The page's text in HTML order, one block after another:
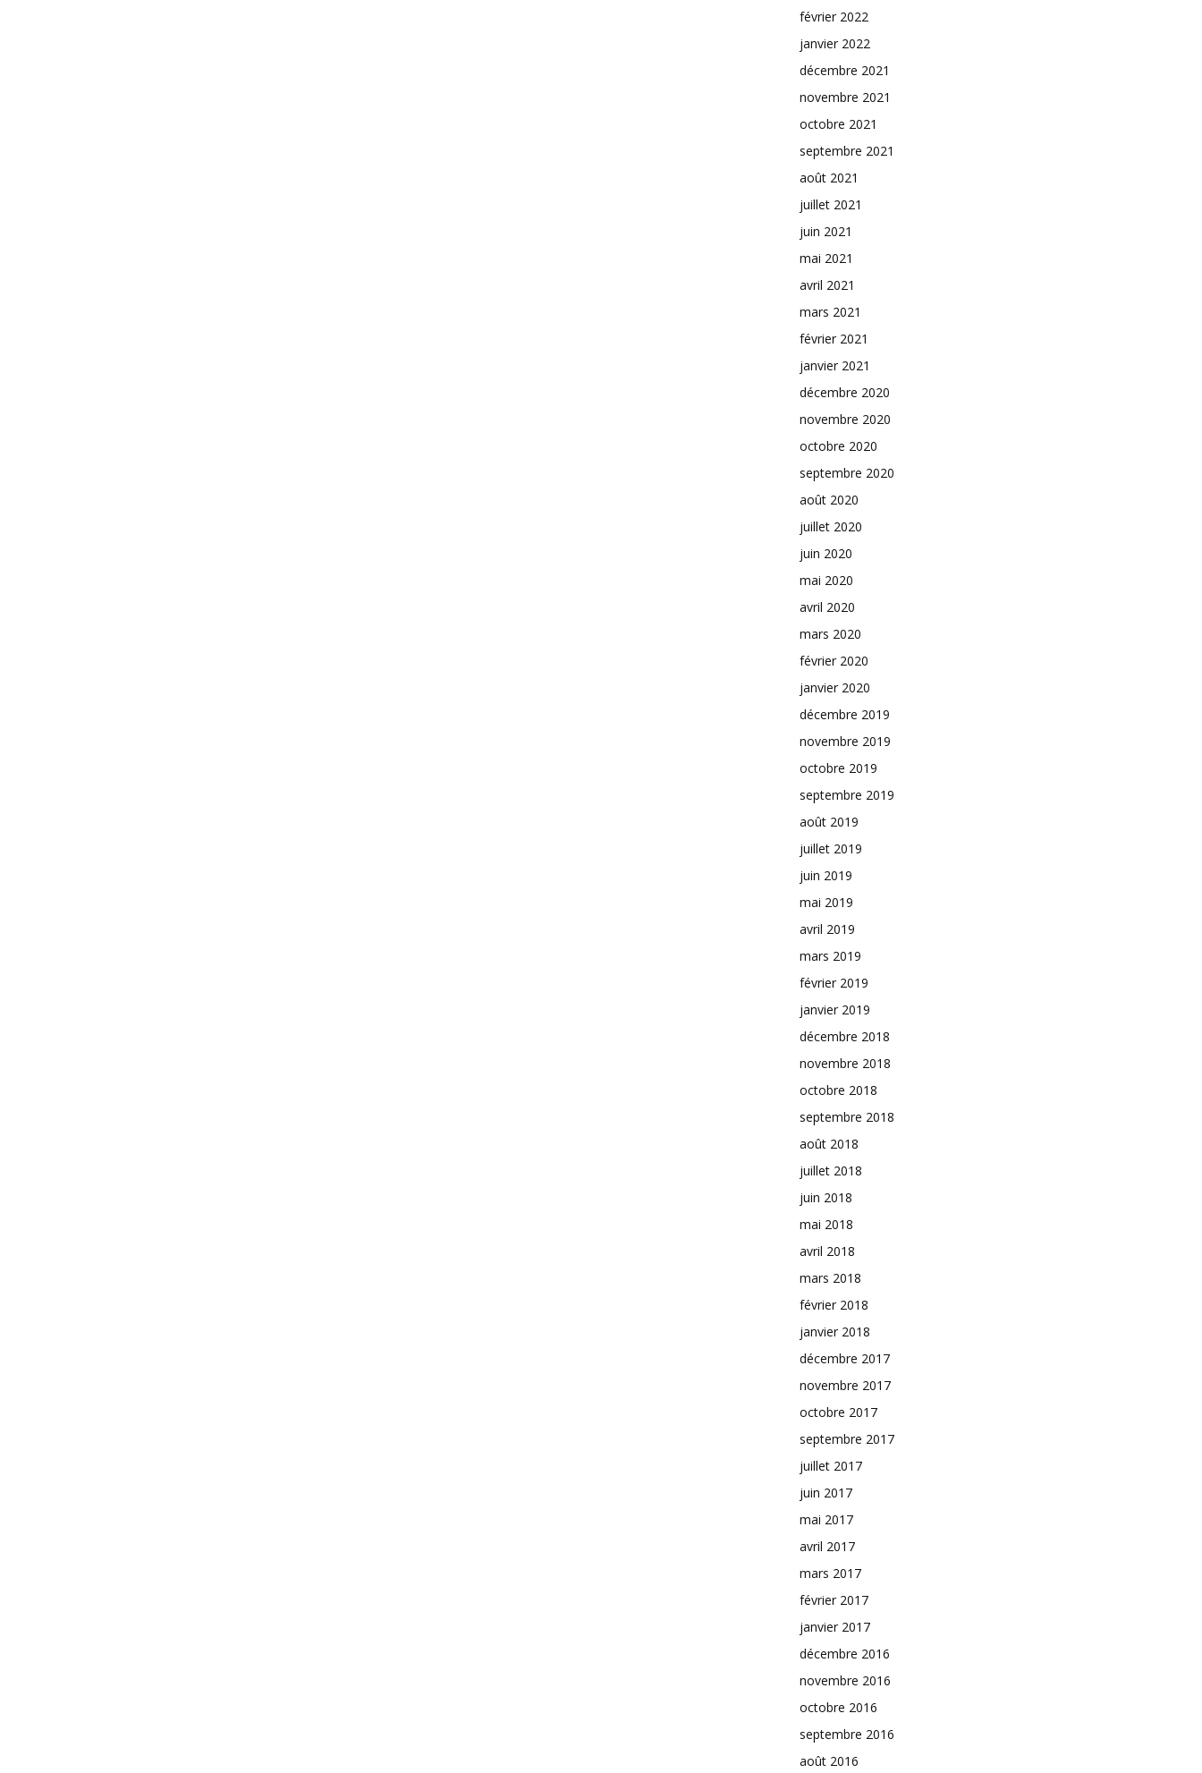
février 2022
janvier 2022
décembre 2021
novembre 2021
octobre 2021
septembre 2021
août 2021
juillet 2021
juin 2021
mai 2021
avril 2021
mars 2021
février 2021
janvier 2021
décembre 2020
novembre 2020
octobre 2020
septembre 2020
août 2020
juillet 2020
juin 2020
mai 2020
avril 2020
mars 2020
février 2020
janvier 2020
décembre 2019
novembre 2019
octobre 2019
septembre 2019
août 2019
juillet 2019
juin 2019
mai 2019
avril 2019
mars 2019
février 2019
janvier 2019
décembre 2018
novembre 2018
octobre 2018
septembre 2018
août 2018
juillet 2018
juin 2018
mai 2018
avril 2018
mars 2018
février 2018
janvier 2018
décembre 2017
novembre 2017
octobre 2017
septembre 2017
juillet 2017
juin 2017
mai 2017
avril 2017
mars 2017
février 2017
janvier 2017
décembre 2016
novembre 2016
octobre 2016
septembre 2016
août 2016